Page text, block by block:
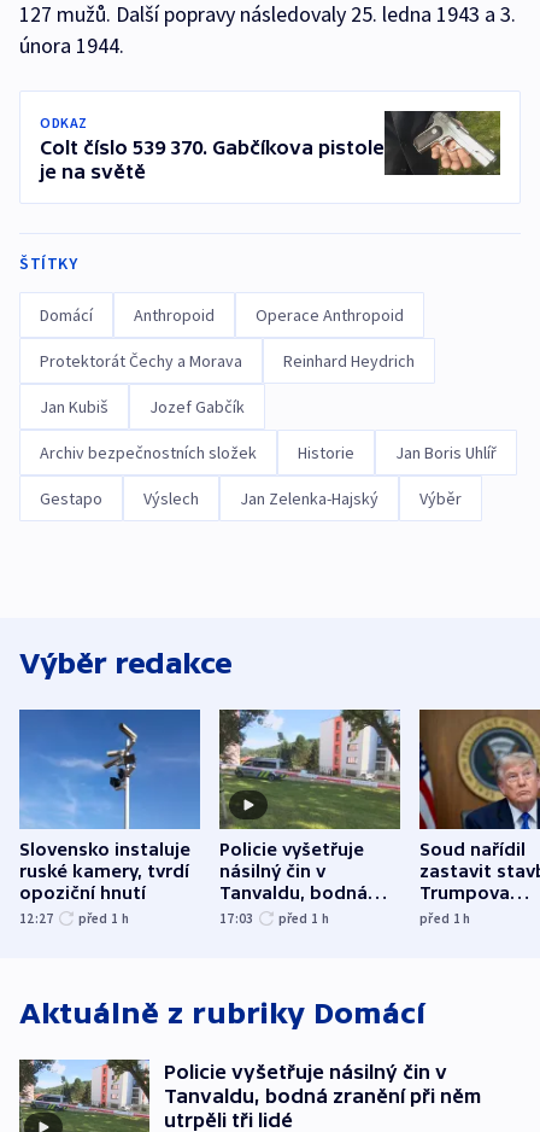
127 mužů. Další popravy následovaly 25. ledna 1943 a 3.
února 1944.
ODKAZ
Colt číslo 539 370. Gabčíkova pistole
je na světě
ŠTÍTKY
Domácí Anthropoid Operace Anthropoid
Protektorát Čechy a Morava Reinhard Heydrich
Jan Kubiš Jozef Gabčík
Archiv bezpečnostních složek Historie Jan Boris Uhlíř
Gestapo Výslech Jan Zelenka-Hajský Výběr
Výběr redakce
Slovensko instaluje
ruské kamery, tvrdí
opoziční hnutí
12:27 před 1 h
Policie vyšetřuje
násilný čin v
Tanvaldu, bodná
zranění při něm
17:03 před 1 h
Soud nařídil
zastavit
Trumpova
tanečního
před 1h
Aktuálně z rubriky Domácí
Policie vyšetřuje násilný čin v
Tanvaldu, bodná zranění při něm
utrpěli tři lidé